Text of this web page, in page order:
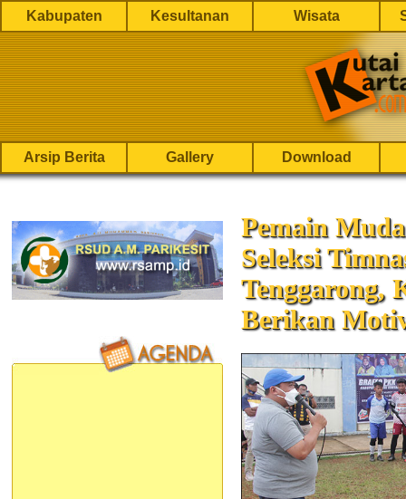
Kabupaten Kesultanan Wisata
Arsip Berita Gallery Download
Pemain
Seleksi
Tenggarong,
Berikan